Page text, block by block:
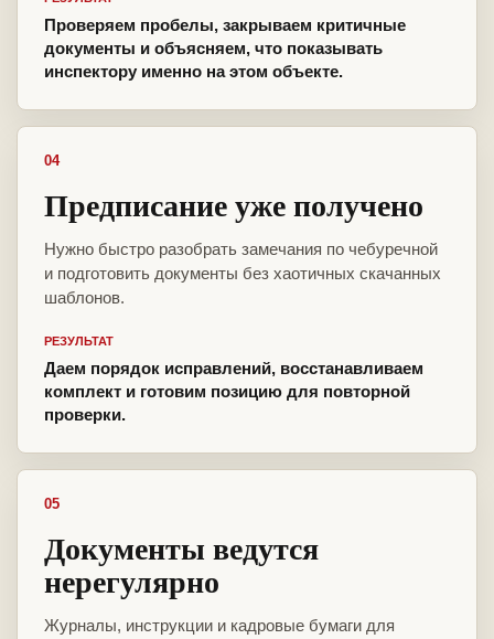
Проверяем пробелы, закрываем критичные
документы и объясняем, что показывать
инспектору именно на этом объекте.
04
Предписание уже получено
Нужно быстро разобрать замечания по чебуречной
и подготовить документы без хаотичных скачанных
шаблонов.
РЕЗУЛЬТАТ
Даем порядок исправлений, восстанавливаем
комплект и готовим позицию для повторной
проверки.
05
Документы ведутся
нерегулярно
Журналы, инструкции и кадровые бумаги для